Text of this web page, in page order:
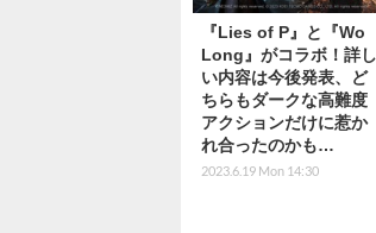
『Lies of P』と『Wo
Long』がコラボ！詳し
い内容は今後発表、ど
ちらもダークな高難度
アクションだけに惹か
れ合ったのかも…
2023.6.19 Mon 14:30